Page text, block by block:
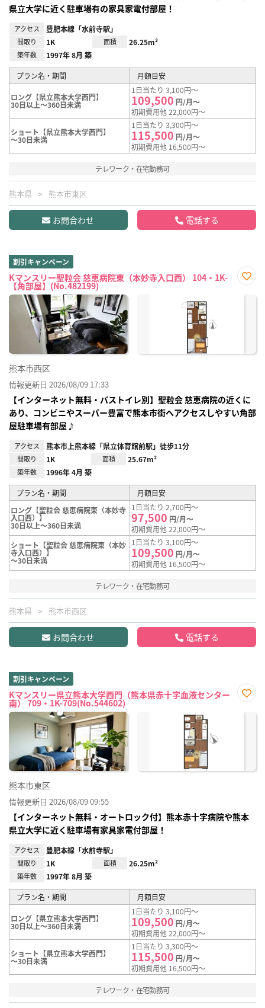
県立大学に近く駐車場有の家具家電付部屋！
アクセス 豊肥本線「水前寺駅」
間取り 1K 面積 26.25m²
築年数 1997年 8月 築
プラン名・期間 月額目安
ロング【県立熊本大学西門】
30日以上～360日未満
1日当たり 3,100円～
109,500 円/月～
初期費用他 22,000円～
ショート【県立熊本大学西門】
～30日未満
1日当たり 3,300円～
115,500 円/月～
初期費用他 16,500円～
テレワーク・在宅勤務可
熊本県 熊本市東区
お問合わせ 電話する
割引キャンペーン
Kマンスリー聖粒会 慈恵病院東（本妙寺入口西） 104・1K-
【角部屋】(No.482199)
に入
熊本市西区
情報更新日 2026/08/09 17:33
【インターネット無料・バストイレ別】聖粒会 慈恵病院の近くに
あり、コンビニやスーパー豊富で熊本市街へアクセスしやすい角部
屋駐車場有部屋♪
アクセス 熊本市上熊本線「県立体育館前駅」徒歩11分
間取り 1K 面積 25.67m²
築年数 1996年 4月 築
プラン名・期間
月額目安
ロング【聖粒会 慈恵病院東（本妙寺
入口西）】
30日以上～360日未満
1日当たり 2,700円～
97,500 円/月～
初期費用他 22,000円～
ショート【聖粒会 慈恵病院東（本妙
寺入口西）】
～30日未満
1日当たり 3,100円～
109,500 円/月～
初期費用他 16,500円～
テレワーク・在宅勤務可
熊本県 熊本市西区
お問合わせ 電話する
割引キャンペーン
Kマンスリー県立熊本大学西門（熊本県赤十字血液センター
南） 709・1K-709(No.544602)
に入
熊本市東区
情報更新日 2026/08/09 09:55
【インターネット無料・オートロック付】熊本赤十字病院や熊本
県立大学に近く駐車場有家具家電付部屋！
アクセス 豊肥本線「水前寺駅」
間取り 1K 面積 26.25m²
築年数 1997年 8月 築
プラン名・期間 月額目安
ロング【県立熊本大学西門】
30日以上～360日未満
1日当たり 3,100円～
109,500 円/月～
初期費用他 22,000円～
ショート【県立熊本大学西門】
～30日未満
1日当たり 3,300円～
115,500 円/月～
初期費用他 16,500円～
テレワーク・在宅勤務可